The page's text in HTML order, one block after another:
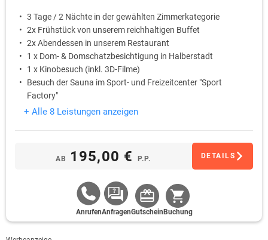
3 Tage / 2 Nächte in der gewählten Zimmerkategorie
2x Frühstück von unserem reichhaltigen Buffet
2x Abendessen in unserem Restaurant
1 x Dom- & Domschatzbesichtigung in Halberstadt
1 x Kinobesuch (inkl. 3D-Filme)
Besuch der Sauna im Sport- und Freizeitcenter "Sport
Factory"
+ Alle 8 Leistungen anzeigen
AB 195,00 € P.P. DETAILS
AnrufenAnfragenGutschein Buchung